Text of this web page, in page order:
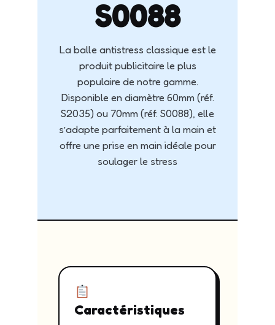
S0088
La balle antistress classique est le
produit publicitaire le plus
populaire de notre gamme.
Disponible en diamètre 60mm (réf.
S2035) ou 70mm (réf. S0088), elle
s’adapte parfaitement à la main et
offre une prise en main idéale pour
soulager le stress
Caractéristiques